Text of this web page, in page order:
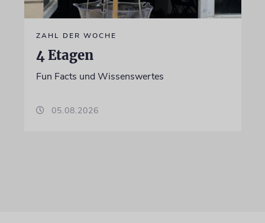
ZAHL DER WOCHE
4 Etagen
Fun Facts und Wissenswertes
05.08.2026